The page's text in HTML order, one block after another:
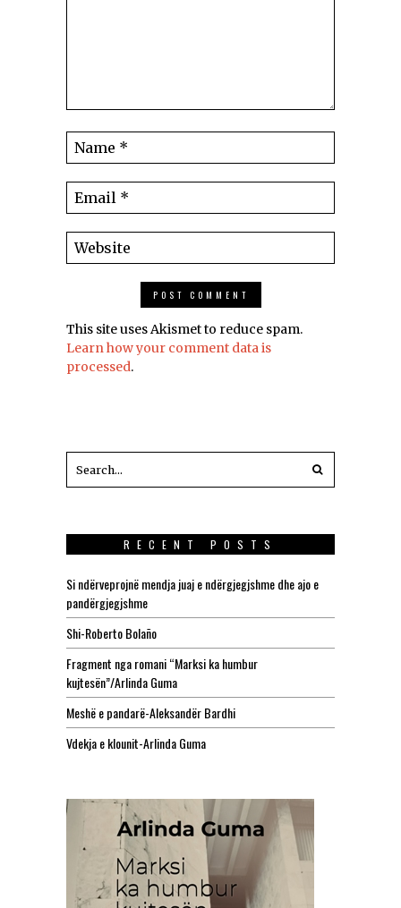
This site uses Akismet to reduce spam.
Learn how your comment data is
processed.
RECENT POSTS
Si ndërveprojnë mendja juaj e ndërgjegjshme dhe ajo e
pandërgjegjshme
Shi-Roberto Bolaño
Fragment nga romani “Marksi ka humbur
kujtesën”/Arlinda Guma
Meshë e pandarë-Aleksandër Bardhi
Vdekja e klounit-Arlinda Guma